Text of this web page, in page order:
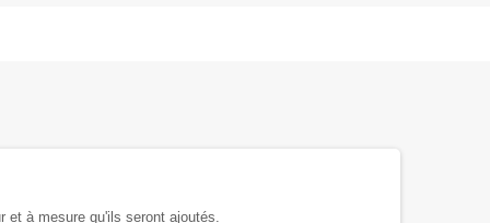
et à mesure qu'ils seront ajoutés.